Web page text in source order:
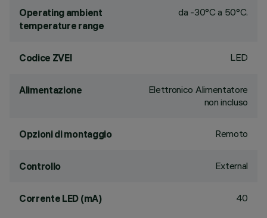
Operating ambient
temperature range
da -30°C a 50°C.
Codice ZVEI LED
Alimentazione
Elettronico Alimentatore
non incluso
Opzioni di montaggio Remoto
Controllo External
Corrente LED (mA) 40